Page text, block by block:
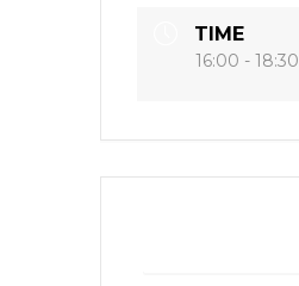
TIME
16:00 - 18:30